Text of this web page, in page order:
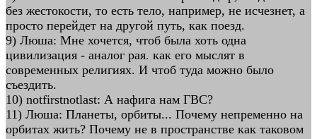
без жестокости, то есть тело, например, не исчезнет, а
просто перейдет на другой путь, как поезд.
9) Люша: Мне хочется, чтоб была хоть одна
цивилизация - аналог рая. как его мыслят в
современных религиях. И чтоб туда можно было
съездить.
10) notfirstnotlast: А нафига нам ГВС?
11) Люша: Планеты, орбиты... Почему непременно на
орбитах жить? Почему не в пространстве как таковом